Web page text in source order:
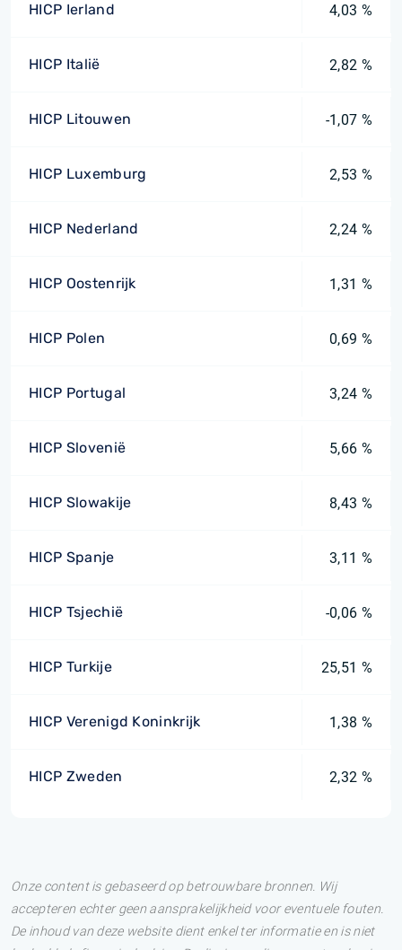
HICP Ierland 4,03 %
HICP Italië 2,82 %
HICP Litouwen -1,07 %
HICP Luxemburg 2,53 %
HICP Nederland 2,24 %
HICP Oostenrijk 1,31 %
HICP Polen 0,69 %
HICP Portugal 3,24 %
HICP Slovenië 5,66 %
HICP Slowakije 8,43 %
HICP Spanje 3,11 %
HICP Tsjechië -0,06 %
HICP Turkije 25,51 %
HICP Verenigd Koninkrijk 1,38 %
HICP Zweden 2,32 %
Onze content is gebaseerd op betrouwbare bronnen. Wij
accepteren echter geen aansprakelijkheid voor eventuele fouten.
De inhoud van deze website dient enkel ter informatie en is niet